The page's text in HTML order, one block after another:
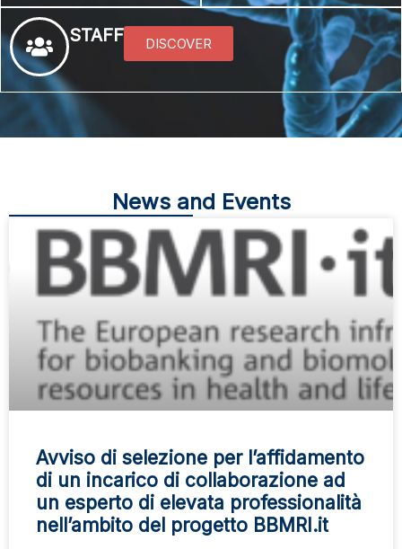
STAFF DISCOVER
News and Events
Avviso di selezione per l’affidamento
di un incarico di collaborazione ad
un esperto di elevata professionalità
nell’ambito del progetto BBMRI.it